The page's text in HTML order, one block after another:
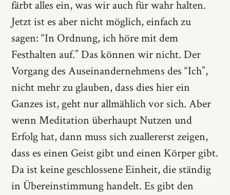
färbt alles ein, was wir auch für wahr halten.
Jetzt ist es aber nicht möglich, einfach zu
sagen: “In Ordnung, ich höre mit dem
Festhalten auf.” Das können wir nicht. Der
Vorgang des Auseinandernehmens des “Ich”,
nicht mehr zu glauben, dass dies hier ein
Ganzes ist, geht nur allmählich vor sich. Aber
wenn Meditation überhaupt Nutzen und
Erfolg hat, dann muss sich zuallererst zeigen,
dass es einen Geist gibt und einen Körper gibt.
Da ist keine geschlossene Einheit, die ständig
in Übereinstimmung handelt. Es gibt den